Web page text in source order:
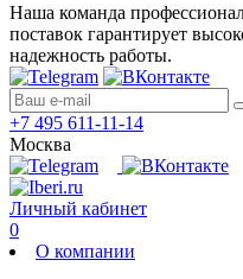
Наша команда
поставок гарантирует
надежность работы.
+7 495 611-11-14
Москва
Личный кабинет
0
О компании